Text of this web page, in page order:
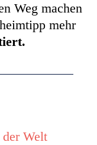
Weg machen
mehr
der Welt